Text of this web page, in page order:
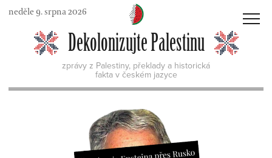
neděle 9. srpna 2026
Dekolonizujte Palestinu
zprávy z Palestiny, překlady a historická
fakta v českém jazyce
MENU